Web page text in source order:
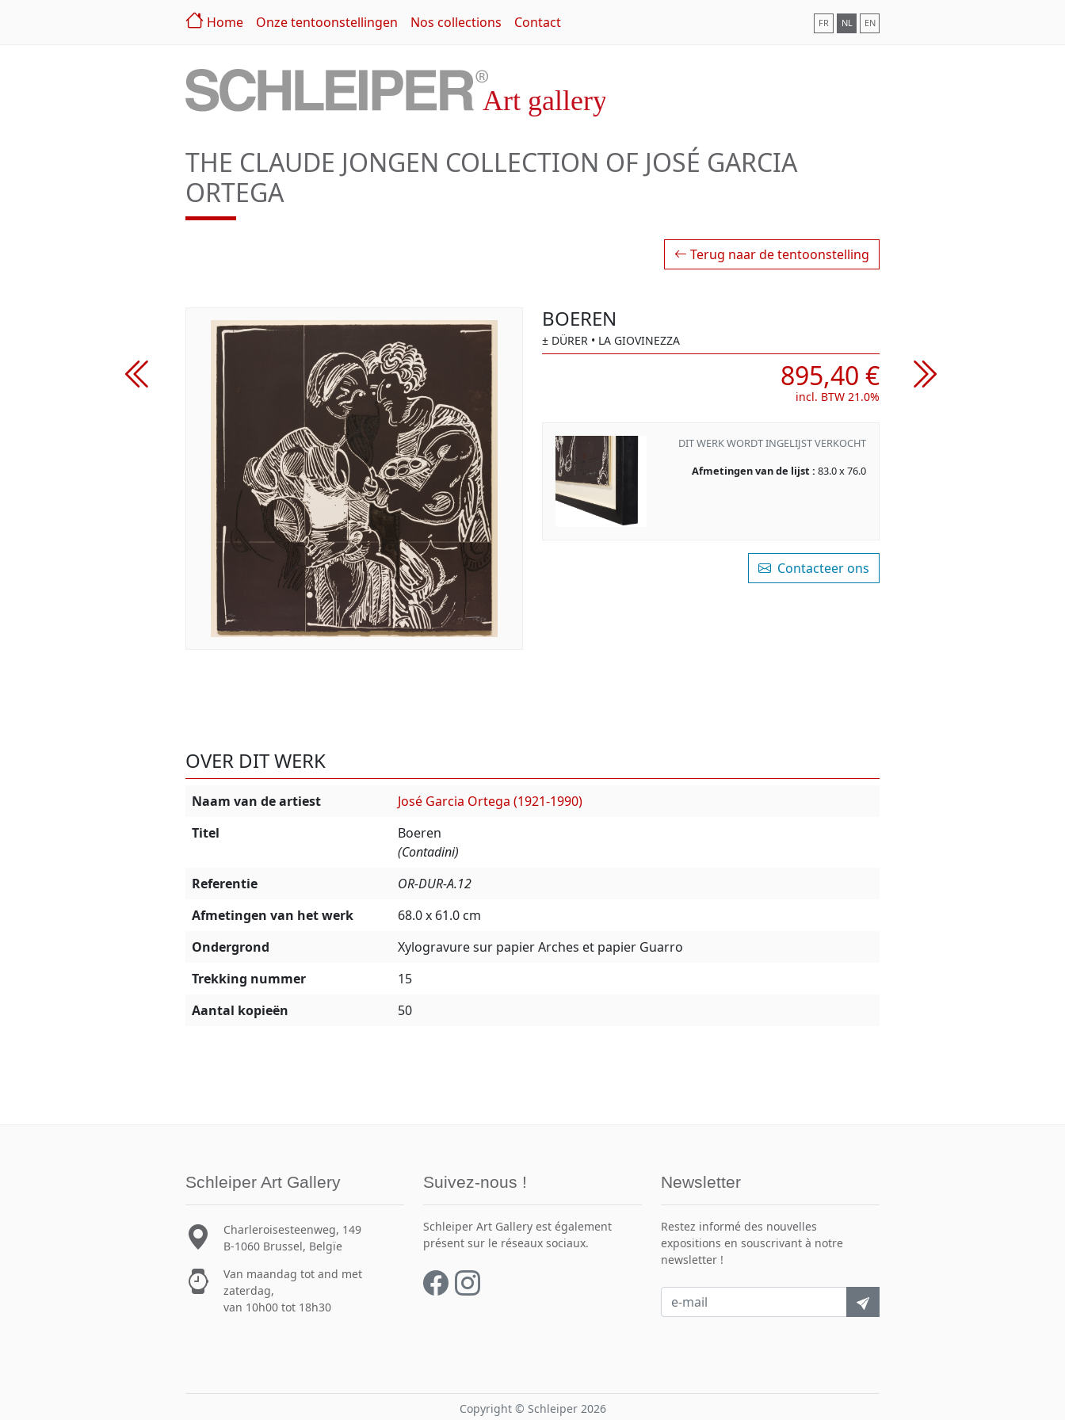
Home Onze tentoonstellingen Nos collections Contact FR NL EN
THE CLAUDE JONGEN COLLECTION OF JOSÉ GARCIA
ORTEGA
Terug naar de tentoonstelling
BOEREN
± DÜRER • LA GIOVINEZZA
895,40 €
incl. BTW 21.0%
DIT WERK WORDT INGELIJST VERKOCHT
Afmetingen van de lijst : 83.0 x 76.0
Contacteer ons
OVER DIT WERK
Naam van de artiest
José Garcia Ortega (1921-1990)
Titel
Boeren
(Contadini)
Referentie
OR-DUR-A.12
Afmetingen van het werk
68.0 x 61.0 cm
Ondergrond
Xylogravure sur papier Arches et papier Guarro
Trekking nummer
15
Aantal kopieën
50
Schleiper Art Gallery
Charleroisesteenweg, 149
B-1060 Brussel, Belgïe
Van maandag tot and met
zaterdag,
van 10h00 tot 18h30
Suivez-nous !
Schleiper Art Gallery est également
présent sur le réseaux sociaux.
Newsletter
Restez informé des nouvelles
expositions en souscrivant à notre
newsletter !
Copyright © Schleiper 2026